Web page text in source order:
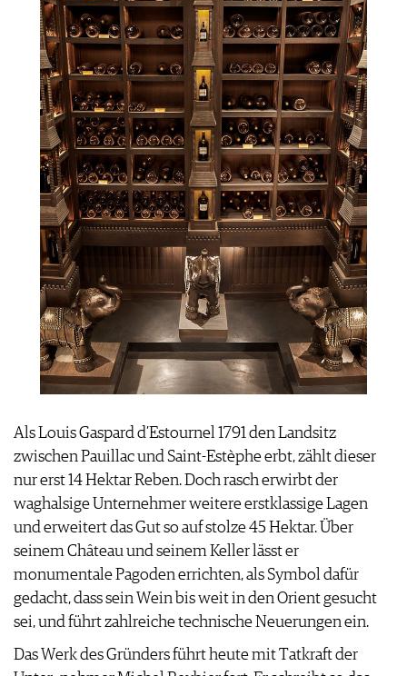
Als Louis Gaspard d’Estournel 1791 den Landsitz
zwischen Pauillac und Saint-Estèphe erbt, zählt dieser
nur erst 14 Hektar Reben. Doch rasch erwirbt der
waghalsige Unternehmer weitere erstklassige Lagen
und erweitert das Gut so auf stolze 45 Hektar. Über
seinem Château und seinem Keller lässt er
monumentale Pagoden errichten, als Symbol dafür
gedacht, dass sein Wein bis weit in den Orient gesucht
sei, und führt zahlreiche technische Neuerungen ein.
Das Werk des Gründers führt heute mit Tatkraft der